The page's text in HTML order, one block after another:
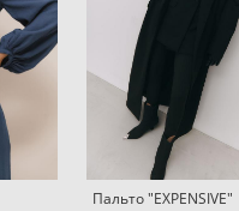
Пальто "EXPENSIVE"